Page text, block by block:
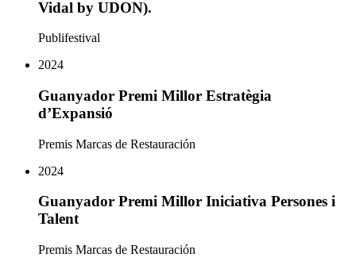
Vidal by UDON).
Publifestival
2024
Guanyador Premi Millor Estratègia
d’Expansió
Premis Marcas de Restauración
2024
Guanyador Premi Millor Iniciativa Persones i
Talent
Premis Marcas de Restauración